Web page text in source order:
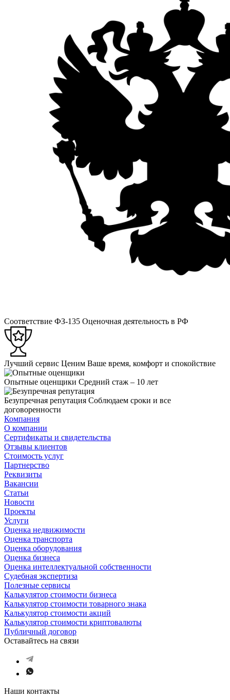
Соответствие ФЗ-135 Оценочная деятельность в РФ
Лучший сервис Ценим Ваше время, комфорт и спокойствие
Опытные оценщики Средний стаж – 10 лет
Безупречная репутация Соблюдаем сроки и все
договоренности
Компания
О компании
Сертификаты и свидетельства
Отзывы клиентов
Стоимость услуг
Партнерство
Реквизиты
Вакансии
Статьи
Новости
Проекты
Услуги
Оценка недвижимости
Оценка транспорта
Оценка оборудования
Оценка бизнеса
Оценка интеллектуальной собственности
Судебная экспертиза
Полезные сервисы
Калькулятор стоимости бизнеса
Калькулятор стоимости товарного знака
Калькулятор стоимости акций
Калькулятор стоимости криптовалюты
Публичный договор
Оставайтесь на связи
Наши контакты